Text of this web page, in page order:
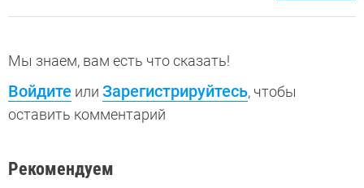
Мы знаем, вам есть что сказать!
Войдите или Зарегистрируйтесь, чтобы
оставить комментарий
Рекомендуем